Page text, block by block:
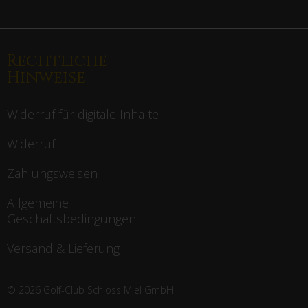
Rechtliche
Hinweise
Widerruf für digitale Inhalte
Widerruf
Zahlungsweisen
Allgemeine
Geschäftsbedingungen
Versand & Lieferung
© 2026 Golf-Club Schloss Miel GmbH